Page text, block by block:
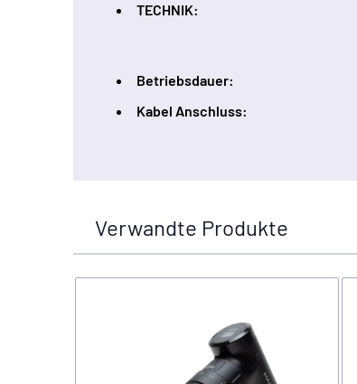
TECHNIK:
Betriebsdauer:
Kabel Anschluss:
Verwandte Produkte